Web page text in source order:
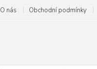
O nás Obchodní podmínky